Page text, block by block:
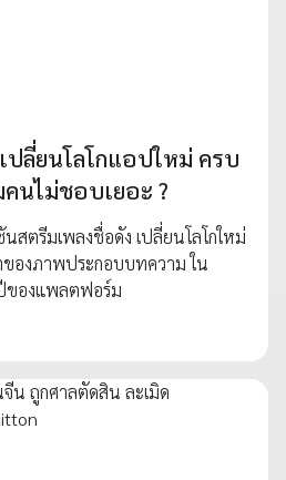
ปลี่ยนโลโกแอปใหม่ ครบ
นไม่ชอบเยอะ ?
สตรีมเพลงชื่อดัง เปลี่ยนโลโกใหม่
องภาพประกอบบทความ ใน
ของแพลตฟอร์ม